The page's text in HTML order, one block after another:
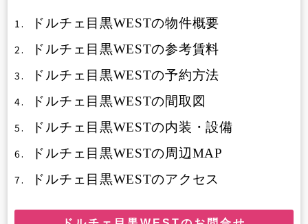
1. ドルチェ目黒WESTの物件概要
2. ドルチェ目黒WESTの参考賃料
3. ドルチェ目黒WESTの予約方法
4. ドルチェ目黒WESTの間取図
5. ドルチェ目黒WESTの内装・設備
6. ドルチェ目黒WESTの周辺MAP
7. ドルチェ目黒WESTのアクセス